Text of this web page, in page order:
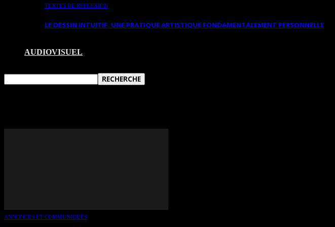
TEXTES DE RÉFLEXION
LE DESSIN INTUITIF. UNE PRATIQUE ARTISTIQUE FONDAMENTALEMENT PERSONNELLE
AUDIOVISUEL
ANNONCES ET COMMUNIQUÉS